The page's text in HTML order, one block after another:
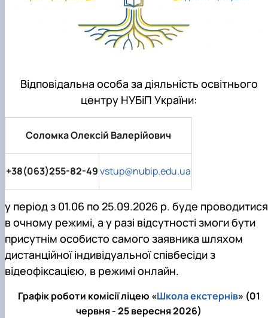
Відповідальна особа за діяльність освітнього
центру НУБіП України:
Соломка Олексій Валерійович
+38(063)255-82-49vstup@nubip.edu.ua
у період з 01.06 по 25.09.2026 р. буде проводитися
в очному режимі, а у разі відсутності змоги бути
присутнім особисто самого заявника шляхом
дистанційної індивідуальної співбесіди з
відеофіксацією, в режимі онлайн.
Графік роботи комісії ліцею «Школа екстернів» (01
червня - 25 вересня 2026)